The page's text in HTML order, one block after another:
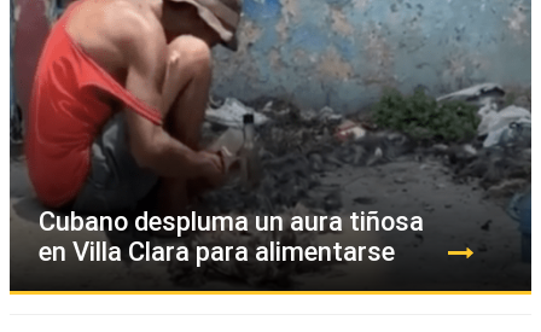
Cubano despluma un aura tiñosa
en Villa Clara para alimentarse